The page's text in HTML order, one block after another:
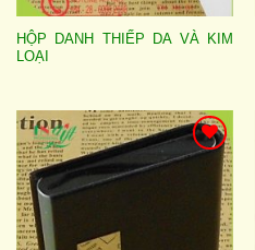
HỘP DANH THIẾP DA VÀ KIM
LOẠI
wishlist